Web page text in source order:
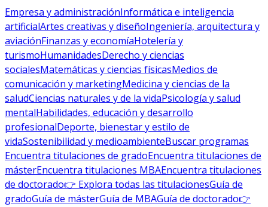
Empresa y administraciónInformática e inteligencia
artificialArtes creativas y diseñoIngeniería, arquitectura y
aviaciónFinanzas y economíaHotelería y
turismoHumanidadesDerecho y ciencias
socialesMatemáticas y ciencias físicasMedios de
comunicación y marketingMedicina y ciencias de la
saludCiencias naturales y de la vidaPsicología y salud
mentalHabilidades, educación y desarrollo
profesionalDeporte, bienestar y estilo de
vidaSostenibilidad y medioambienteBuscar programas
Encuentra titulaciones de gradoEncuentra titulaciones de
másterEncuentra titulaciones MBAEncuentra titulaciones
de doctorado👉 Explora todas las titulacionesGuía de
gradoGuía de másterGuía de MBAGuía de doctorado👉